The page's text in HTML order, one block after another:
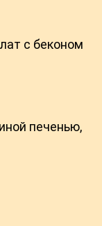
с беконом